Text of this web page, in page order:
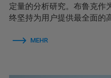
定量的分析研究。布鲁克作
终坚持为用户提供最全面的
MEHR